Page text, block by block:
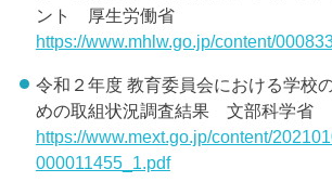
ント 厚生労働省
https://www.mhlw.go.jp/content/
令和２年度 教育委員会における学校
めの取組状況調査結果 文部科学省
https://www.mext.go.jp/content/
000011455_1.pdf